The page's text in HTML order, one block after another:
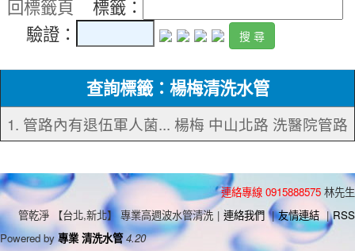
回標籤頁 標籤：
驗證：
查詢標籤：楊梅清洗水管
1. 管路內有退伍軍人菌... 楊梅 中山北路 洗醫院管路
連絡專線 0915888575 林先生
管乾淨 【台北,新北】 專業高週波水管清洗 | 連絡我們 | 友情連結 | RSS
Powered by 專業 清洗水管 4.20